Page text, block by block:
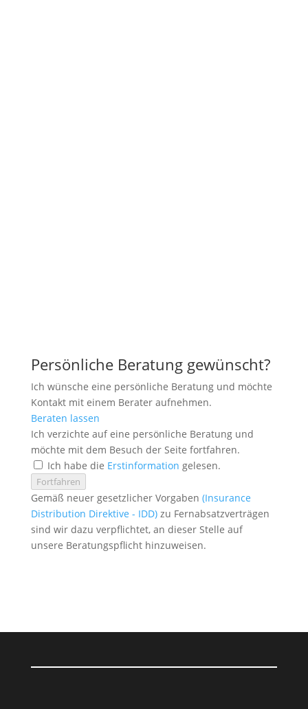
Persönliche Beratung gewünscht?
Ich wünsche eine persönliche Beratung und möchte
Kontakt mit einem Berater aufnehmen.
Beraten lassen
Ich verzichte auf eine persönliche Beratung und
möchte mit dem Besuch der Seite fortfahren.
Ich habe die Erstinformation gelesen.
Fortfahren
Gemäß neuer gesetzlicher Vorgaben (Insurance
Distribution Direktive - IDD)zu Fernabsatzverträgen
sind wir dazu verpflichtet, an dieser Stelle auf
unsere Beratungspflicht hinzuweisen.